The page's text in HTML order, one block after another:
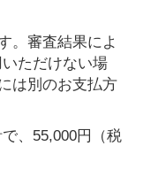
。審査結果によ
ただけない場
は別のお支払方
、55,000円（税